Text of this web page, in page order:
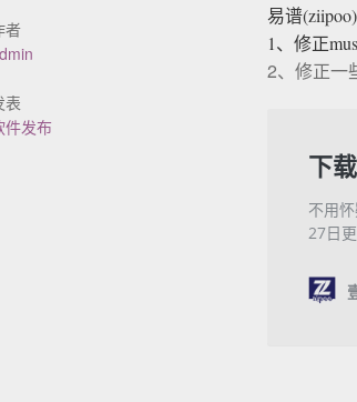
者
表
件发布
易谱
1、修正
2、修正一